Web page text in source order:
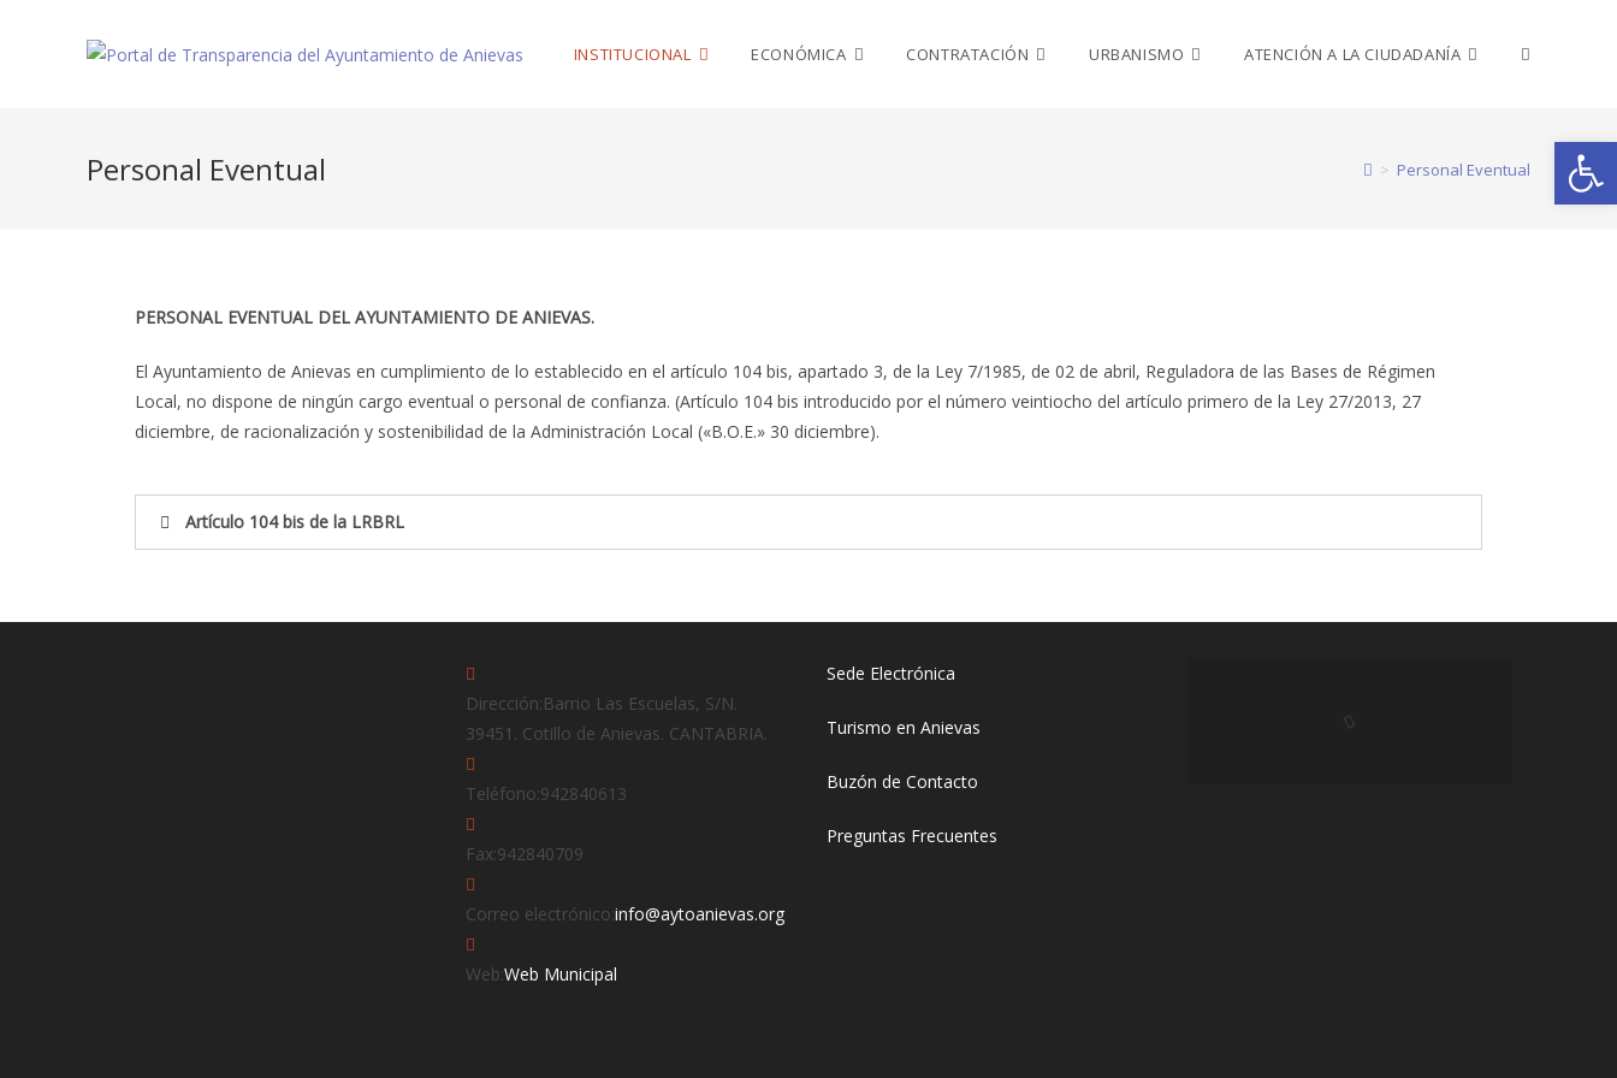
INSTITUCIONAL ECONÓMICA CONTRATACIÓN URBANISMO ATENCIÓN A LA CIUDADANÍA
Personal Eventual > Personal Eventual
PERSONAL EVENTUAL DEL AYUNTAMIENTO DE ANIEVAS.
El Ayuntamiento de Anievas en cumplimiento de lo establecido en el artículo 104 bis, apartado 3, de la Ley 7/1985, de 02 de abril, Reguladora de las Bases de Régimen
Local, no dispone de ningún cargo eventual o personal de confianza. (Artículo 104 bis introducido por el número veintiocho del artículo primero de la Ley 27/2013, 27
diciembre, de racionalización y sostenibilidad de la Administración Local («B.O.E.» 30 diciembre).
Artículo 104 bis de la LRBRL
Dirección:Barrio Las Escuelas, S/N.
39451. Cotillo de Anievas. CANTABRIA.
Teléfono:942840613
Fax:942840709
Correo electrónico:info@aytoanievas.org
Web:Web Municipal
Sede Electrónica
Turismo en Anievas
Buzón de Contacto
Preguntas Frecuentes
Abrir barra de herramientas